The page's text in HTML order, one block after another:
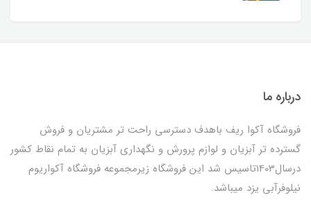
درباره ما
فروشگاه آکوا ریف باهدف دسترسی راحت تر مشتریان و فروش
گسترده تر آبزیان و لوازم پرورش و نگهداری آبزیان به تمام نقاط کشور
درسال1403تاسیس شد این فروشگاه زیرمجموعه فروشگاه آکواریوم
نیلوفرآبی یزد میباشد.